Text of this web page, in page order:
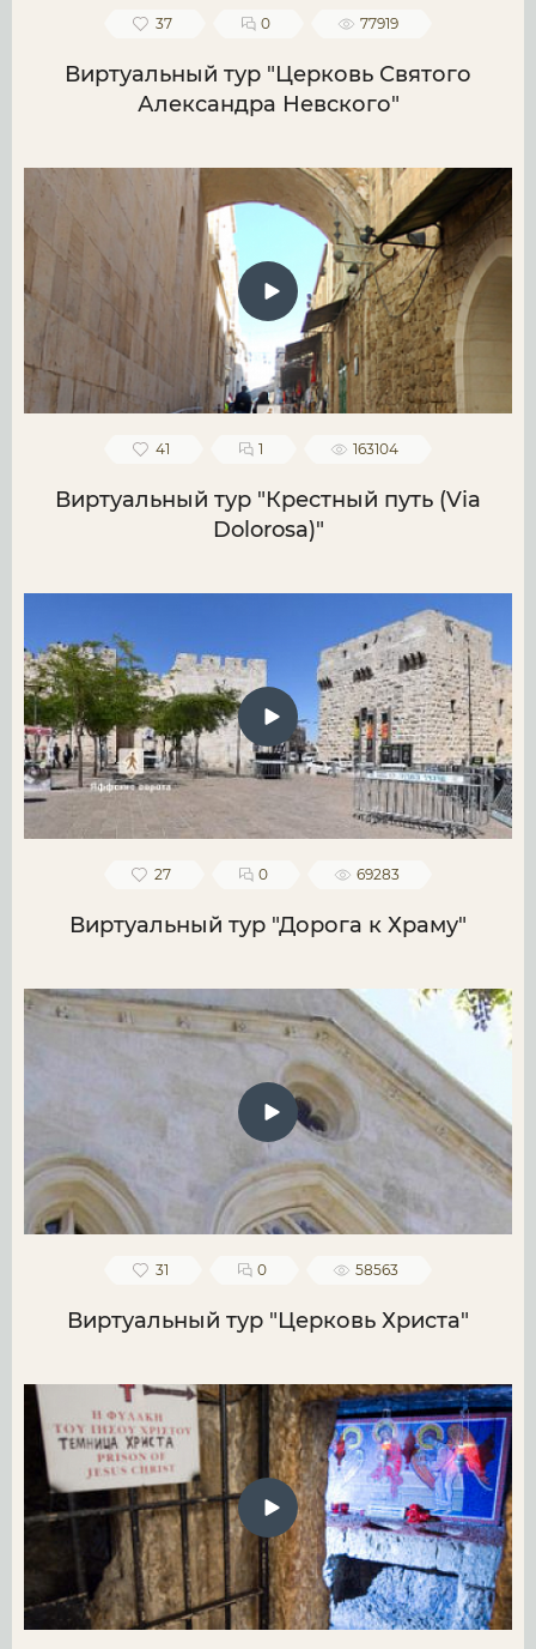
37 0 77919
Виртуальный тур "Церковь Святого
Александра Невского"
41 1 163104
Виртуальный тур "Крестный путь (Via
Dolorosa)"
27 0 69283
Виртуальный тур "Дорога к Храму"
31 0 58563
Виртуальный тур "Церковь Христа"